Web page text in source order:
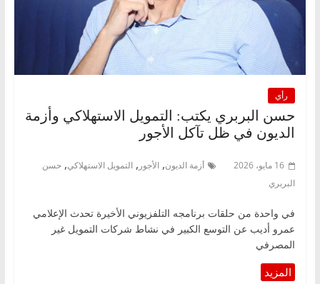
رأي
حسن البربري يكتب: التمويل الاستهلاكي وأزمة
الديون في ظل تآكل الأجور
16 مايو، 2026 أزمة الديون, الأجور , التمويل الاستهلاكي, حسن
البربري
في واحدة من حلقات برنامجه التلفزيوني الأخيرة تحدث الإعلامي
عمرو أديب عن التوسع الكبير في نشاط شركات التمويل غير
المصرفي